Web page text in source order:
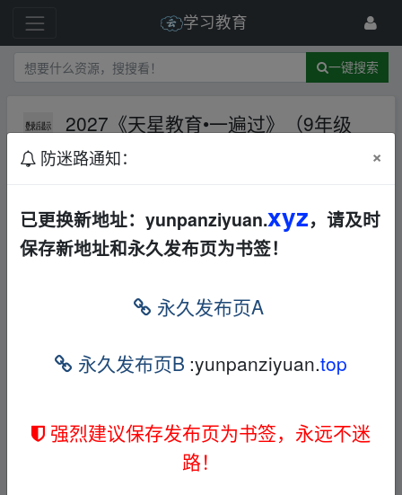
学习教育
一键搜索
2027《天星教育•一遍过》（9年级
上）（数学）（冀教版）【287.0M
B】
夸克网盘
2027《天星教育•一遍过》（9年级上）（数
(17.5 MB)
📄 26秋初中一遍过九上数学冀教 单元卷教用.
防迷路通知： ×
已更换新地址：yunpanziyuan.xyz，请及时
保存新地址和永久发布页为书签！
永久发布页A
永久发布页B :yunpanziyuan.top
强烈建议保存发布页为书签，永远不迷
路！